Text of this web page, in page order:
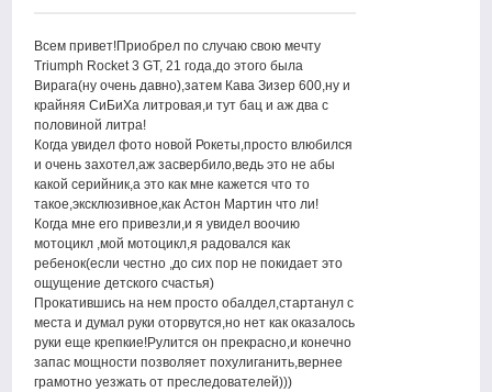
Всем привет!Приобрел по случаю свою мечту
Triumph Rocket 3 GT, 21 года,до этого была
Вирага(ну очень давно),затем Кава Зизер 600,ну и
крайняя СиБиХа литровая,и тут бац и аж два с
половиной литра!
Когда увидел фото новой Рокеты,просто влюбился
и очень захотел,аж засвербило,ведь это не абы
какой серийник,а это как мне кажется что то
такое,эксклюзивное,как Астон Мартин что ли!
Когда мне его привезли,и я увидел воочию
мотоцикл ,мой мотоцикл,я радовался как
ребенок(если честно ,до сих пор не покидает это
ощущение детского счастья)
Прокатившись на нем просто обалдел,стартанул с
места и думал руки оторвутся,но нет как оказалось
руки еще крепкие!Рулится он прекрасно,и конечно
запас мощности позволяет похулиганить,вернее
грамотно уезжать от преследователей)))